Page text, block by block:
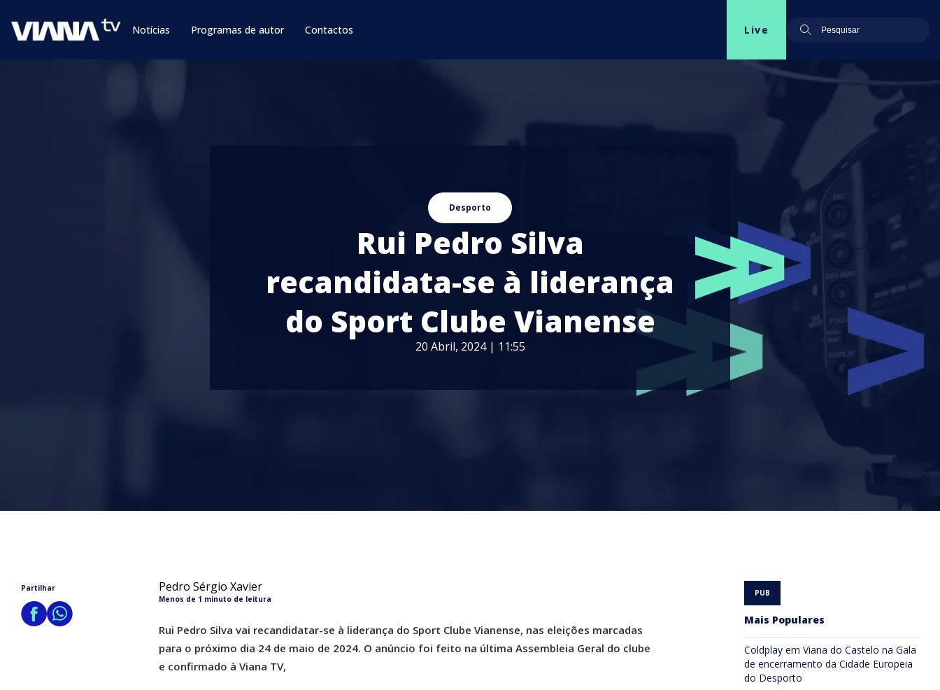
Notícias Programas de autor Contactos Live
Desporto
Rui Pedro Silva
recandidata-se à liderança
do Sport Clube Vianense
20 Abril, 2024 | 11:55
Partilhar Pedro Sérgio Xavier
Menos de 1 minuto de leitura
Rui Pedro Silva vai recandidatar-se à liderança do Sport Clube Vianense, nas eleições marcadas
para o próximo dia 24 de maio de 2024. O anúncio foi feito na última Assembleia Geral do clube
e confirmado à Viana TV,
Mais Populares
Coldplay em Viana do Castelo na Gala
de encerramento da Cidade Europeia
do Desporto